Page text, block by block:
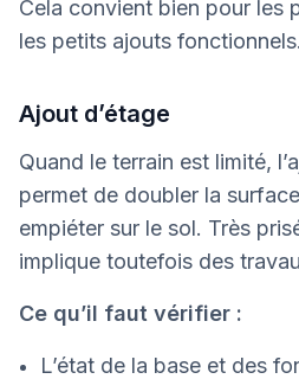
Cela convient bien pour les
les petits ajouts fonctionnels.
Ajout d’étage
Quand le terrain est limité,
permet de doubler la
empiéter sur le sol. Très
implique toutefois des
Ce qu’il faut vérifier :
L’état de la base et des